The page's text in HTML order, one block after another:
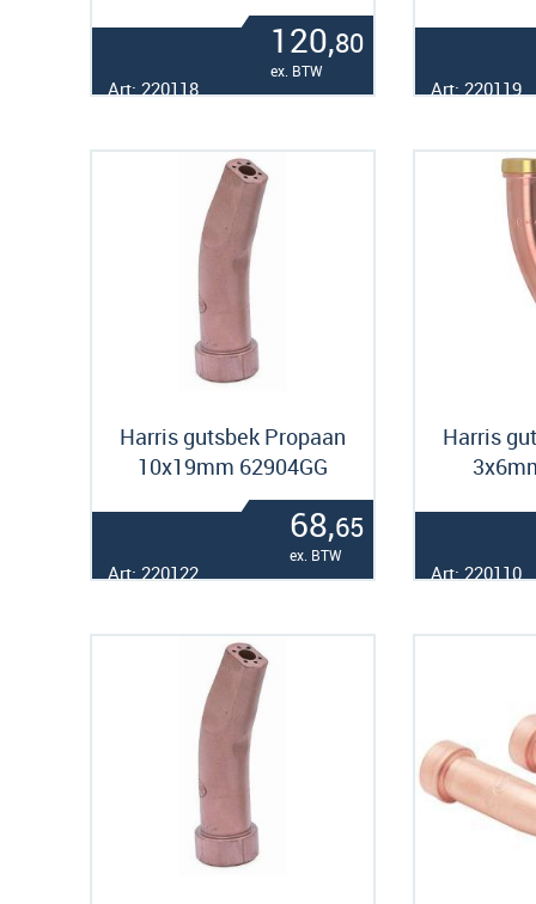
120,80
ex. BTW
Art: 220118 Art: 220119
Harris gutsbek Propaan
10x19mm 62904GG
68,65
ex. BTW
Art: 220122
Harris
Art: 220110